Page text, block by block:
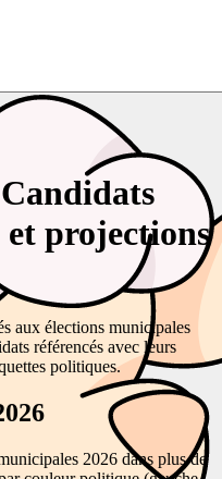
et projections
aux élections municipales
référencés avec leurs
politiques.
2026 dans plus de